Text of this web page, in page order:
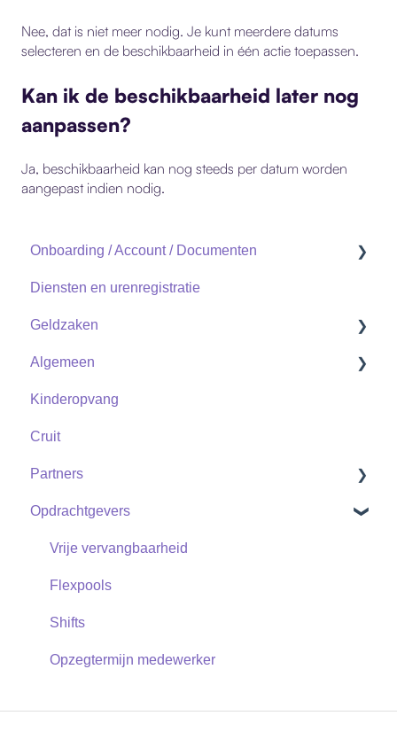
Nee, dat is niet meer nodig. Je kunt meerdere datums
selecteren en de beschikbaarheid in één actie toepassen.
Kan ik de beschikbaarheid later nog
aanpassen?
Ja, beschikbaarheid kan nog steeds per datum worden
aangepast indien nodig.
Onboarding / Account / Documenten
Documenten
Account
Uitzendkracht
Zzp
Diensten en urenregistratie
Geldzaken
Uitzendkrachten
Zzp
Algemeen
Contact
Kinderopvang
Cruit
Partners
Shifts
Opdrachtgevers
Vrije vervangbaarheid
Flexpools
Shifts
Opzegtermijn medewerker